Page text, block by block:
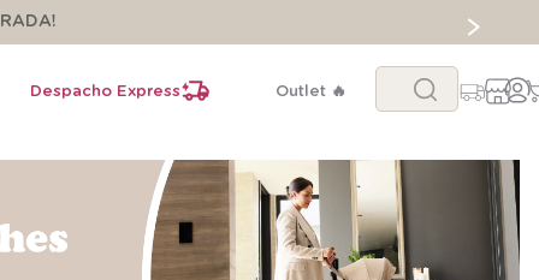
Despacho Express Outlet 🔥
Buscar...